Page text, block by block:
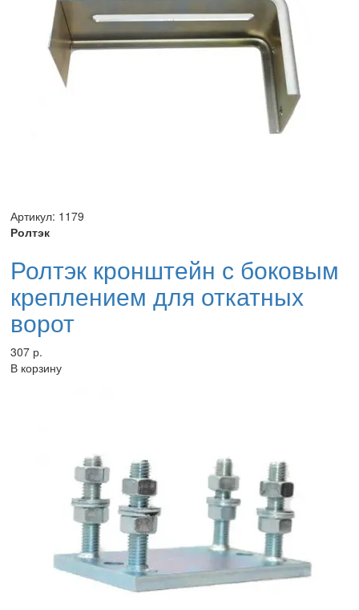
Артикул: 1179
Ролтэк
Ролтэк кронштейн с боковым
креплением для откатных
ворот
307 р.
В корзину